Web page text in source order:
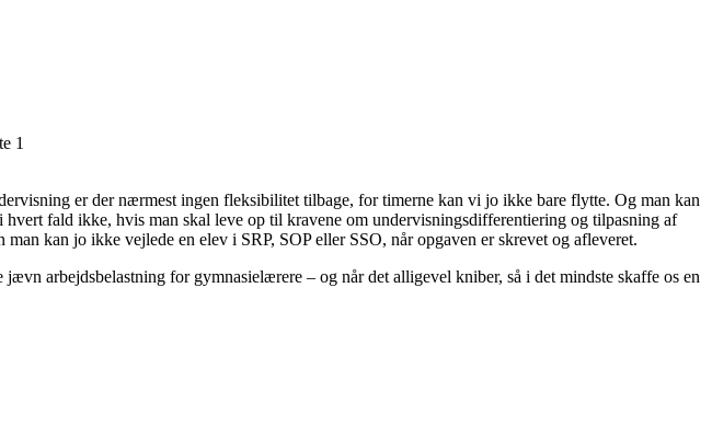
1
er der nærmest ingen fleksibilitet tilbage, for timerne kan vi jo ikke bare flytte. Og man kan
fald ikke, hvis man skal leve op til kravene om undervisningsdifferentiering og tilpasning af
kan jo ikke vejlede en elev i SRP, SOP eller SSO, når opgaven er skrevet og afleveret.
arbejdsbelastning for gymnasielærere – og når det alligevel kniber, så i det mindste skaffe os en